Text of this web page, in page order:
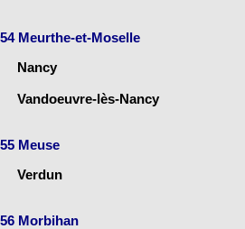
54 Meurthe-et-Moselle
Nancy
Vandoeuvre-lès-Nancy
55 Meuse
Verdun
56 Morbihan